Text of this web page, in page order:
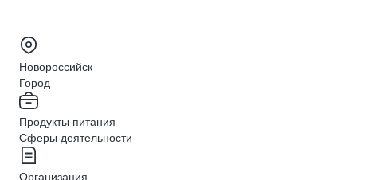
Новороссийск
Город
Продукты питания
Сферы деятельности
Организация